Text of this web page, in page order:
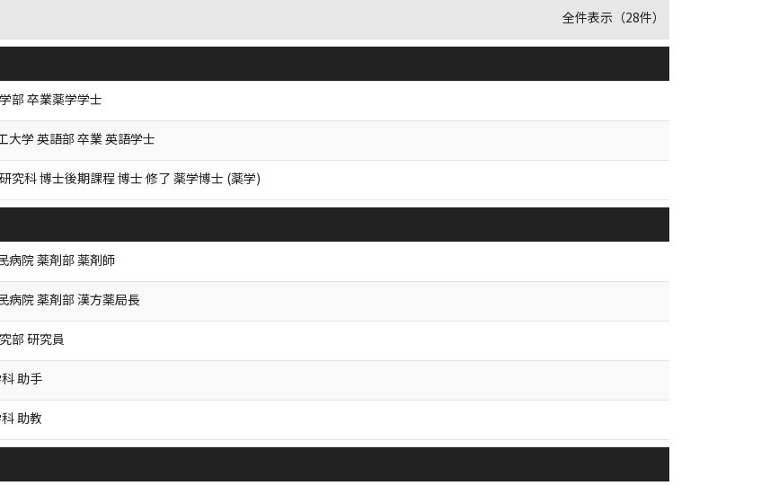
全件表示（28件）
部 卒業薬学学士
大学 英語部 卒業 英語学士
究科 博士後期課程 博士 修了 薬学博士 (薬学)
病院 薬剤部 薬剤師
病院 薬剤部 漢方薬局長
部 研究員
助手
助教